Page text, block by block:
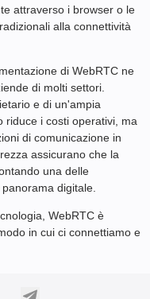
attraverso i browser o le
alla connettività
di WebRTC ne
di molti settori.
e di un'ampia
riduce i costi operativi, ma
di comunicazione in
assicurano che la
una delle
digitale.
WebRTC è
in cui ci connettiamo e